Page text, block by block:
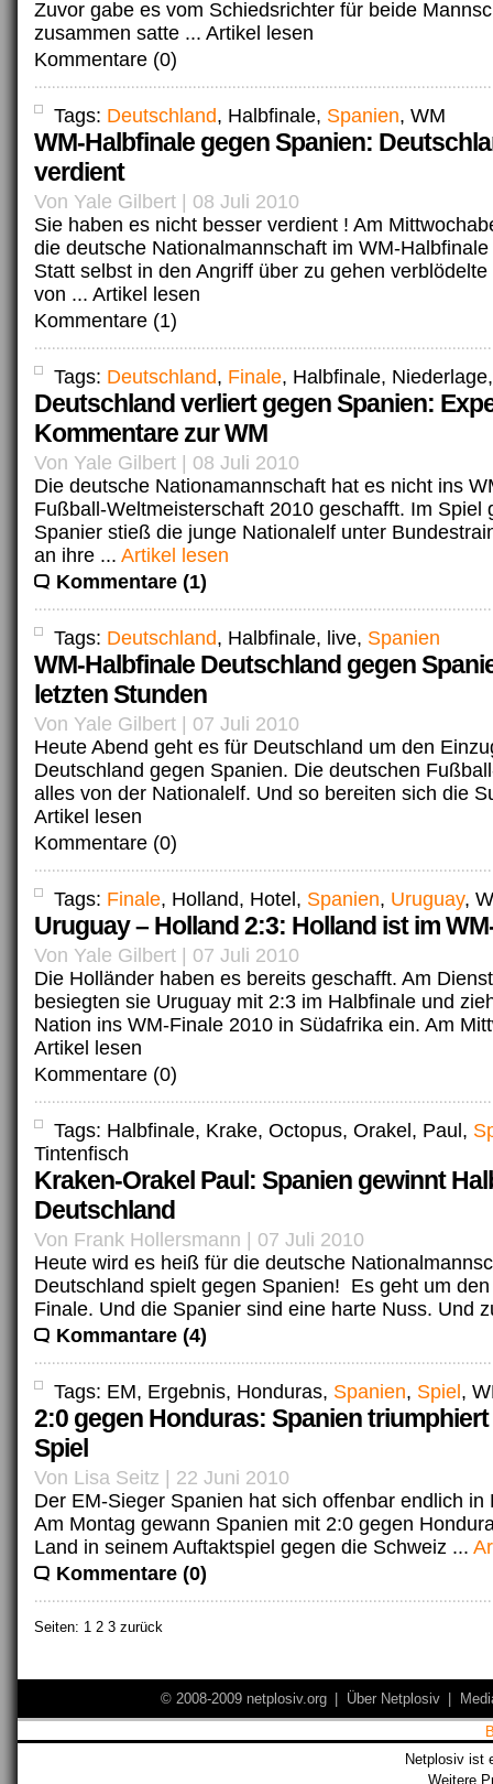
Zuvor gabe es vom Schiedsrichter für beide
zusammen satte ... Artikel lesen
Kommentare (0)
Tags: Deutschland, Halbfinale, Spanien, WM
WM-Halbfinale gegen Spanien:
verdient
Von Yale Gilbert | 08 Juli 2010
Sie haben es nicht besser verdient ! Am
die deutsche Nationalmannschaft im WM-
Statt selbst in den Angriff über zu gehen
von ... Artikel lesen
Kommentare (1)
Tags: Deutschland, Finale, Halbfinale,
Deutschland verliert gegen Spanien:
Kommentare zur WM
Von Yale Gilbert | 08 Juli 2010
Die deutsche Nationamannschaft hat es nicht ins
Fußball-Weltmeisterschaft 2010 geschafft. Im Spiel
Spanier stieß die junge Nationalelf unter
an ihre ... Artikel lesen
Kommentare (1)
Tags: Deutschland, Halbfinale, live, Spanien
WM-Halbfinale Deutschland gegen
letzten Stunden
Von Yale Gilbert | 07 Juli 2010
Heute Abend geht es für Deutschland um den
Deutschland gegen Spanien. Die deutschen
alles von der Nationalelf. Und so bereiten sich die
Artikel lesen
Kommentare (0)
Tags: Finale, Holland, Hotel, Spanien, Uruguay,
Uruguay – Holland 2:3: Holland ist im
Von Yale Gilbert | 07 Juli 2010
Die Holländer haben es bereits geschafft. Am
besiegten sie Uruguay mit 2:3 im Halbfinale und
Nation ins WM-Finale 2010 in Südafrika ein. Am
Artikel lesen
Kommentare (0)
Tags: Halbfinale, Krake, Octopus, Orakel, Paul,
Tintenfisch
Kraken-Orakel Paul: Spanien gewinnt
Deutschland
Von Frank Hollersmann | 07 Juli 2010
Heute wird es heiß für die deutsche
Deutschland spielt gegen Spanien! Es geht um
Finale. Und die Spanier sind eine harte Nuss. Und
Kommantare (4)
Tags: EM, Ergebnis, Honduras, Spanien, Spiel ,
2:0 gegen Honduras: Spanien triumphiert
Spiel
Von Lisa Seitz | 22 Juni 2010
Der EM-Sieger Spanien hat sich offenbar endlich in
Am Montag gewann Spanien mit 2:0 gegen
Land in seinem Auftaktspiel gegen die Schweiz ...
Kommentare (0)
Seiten: 1 2 3 zurück
© 2008-2009 netplosiv.org Über Netplosiv
Netplosiv ist
Weitere